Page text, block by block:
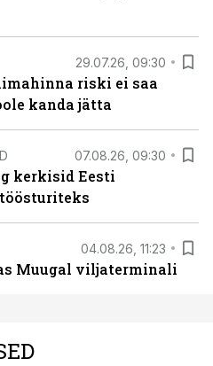
29.07.26, 09:30
riski ei saa
kanda jätta
07.08.26, 09:30
kerkisid Eesti
04.08.26, 11:23
Muugal viljaterminali